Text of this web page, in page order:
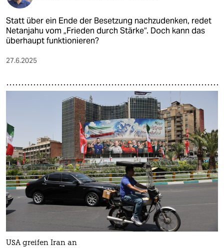
Statt über ein Ende der Besetzung nachzudenken, redet
Netanjahu vom „Frieden durch Stärke“. Doch kann das
überhaupt funktionieren?
27.6.2025
USA greifen Iran an